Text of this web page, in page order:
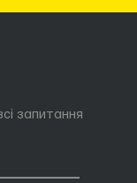
запитання